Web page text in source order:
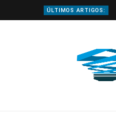
ÚLTIMOS ARTIGOS: